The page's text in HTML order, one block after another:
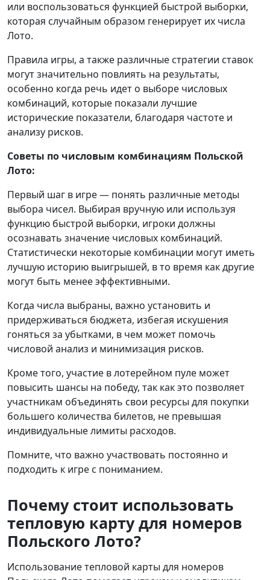
или воспользоваться функцией быстрой выборки,
которая случайным образом генерирует их числа
Лото.
Правила игры, а также различные стратегии ставок
могут значительно повлиять на результаты,
особенно когда речь идет о выборе числовых
комбинаций, которые показали лучшие
исторические показатели, благодаря частоте и
анализу рисков.
Советы по числовым комбинациям Польской
Лото:
Первый шаг в игре — понять различные методы
выбора чисел. Выбирая вручную или используя
функцию быстрой выборки, игроки должны
осознавать значение числовых комбинаций.
Статистически некоторые комбинации могут иметь
лучшую историю выигрышей, в то время как другие
могут быть менее эффективными.
Когда числа выбраны, важно установить и
придерживаться бюджета, избегая искушения
гоняться за убытками, в чем может помочь
числовой анализ и минимизация рисков.
Кроме того, участие в лотерейном пуле может
повысить шансы на победу, так как это позволяет
участникам объединять свои ресурсы для покупки
большего количества билетов, не превышая
индивидуальные лимиты расходов.
Помните, что важно участвовать постоянно и
подходить к игре с пониманием.
Почему стоит использовать
тепловую карту для номеров
Польского Лото?
Использование тепловой карты для номеров